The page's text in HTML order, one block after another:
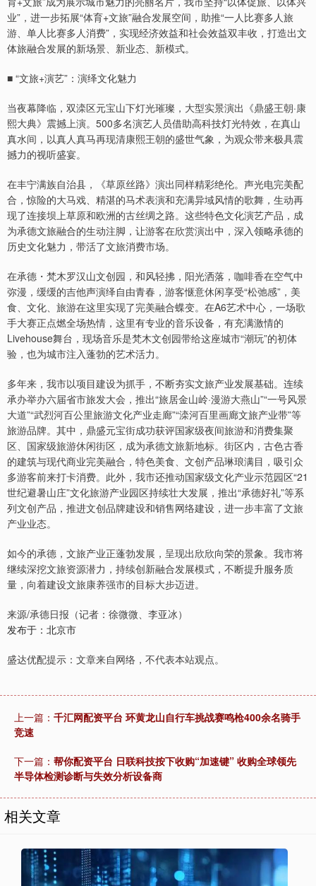
业”，进一步拓展“体育+文旅”融合发展空间，助推“一人比赛多人旅
游、单人比赛多人消费”，实现经济效益和社会效益双丰收，打造出文
体旅融合发展的新场景、新业态、新模式。
■ “文旅+演艺”：演绎文化魅力
当夜幕降临，双滦区元宝山下灯光璀璨，大型实景演出《鼎盛王朝·康
熙大典》震撼上演。500多名演艺人员借助高科技灯光特效，在真山
真水间，以真人真马再现清康熙王朝的盛世气象，为观众带来极具震
撼力的视听盛宴。
在丰宁满族自治县，《草原丝路》演出同样精彩绝伦。声光电完美配
合，惊险的大马戏、精湛的马术表演和充满异域风情的歌舞，生动再
现了连接坝上草原和欧洲的古丝绸之路。这些特色文化演艺产品，成
为承德文旅融合的生动注脚，让游客在欣赏演出中，深入领略承德的
历史文化魅力，带活了文旅消费市场。
在承德・梵木罗汉山文创园，和风轻拂，阳光洒落，咖啡香在空气中
弥漫，缓缓的吉他声演绎自由青春，游客惬意休闲享受“松弛感”，美
食、文化、旅游在这里实现了完美融合蝶变。在A6艺术中心，一场歌
手大赛正点燃全场热情，这里有专业的音乐设备，有充满激情的
Livehouse舞台，现场音乐是梵木文创园带给这座城市“潮玩”的初体
验，也为城市注入蓬勃的艺术活力。
多年来，我市以项目建设为抓手，不断夯实文旅产业发展基础。连续
承办举办六届省市旅发大会，推出“旅居金山岭·漫游大燕山”“一号风景
大道”“武烈河百公里旅游文化产业走廊”“滦河百里画廊文旅产业带”等
旅游品牌。其中，鼎盛元宝街成功获评国家级夜间旅游和消费集聚
区、国家级旅游休闲街区，成为承德文旅新地标。街区内，古色古香
的建筑与现代商业完美融合，特色美食、文创产品琳琅满目，吸引众
多游客前来打卡消费。此外，我市还推动国家级文化产业示范园区“21
世纪避暑山庄”文化旅游产业园区持续壮大发展，推出“承德好礼”等系
列文创产品，推进文创品牌建设和销售网络建设，进一步丰富了文旅
产业业态。
如今的承德，文旅产业正蓬勃发展，呈现出欣欣向荣的景象。我市将
继续深挖文旅资源潜力，持续创新融合发展模式，不断提升服务质
量，向着建设文旅康养强市的目标大步迈进。
来源/承德日报（记者：徐微微、李亚冰）
发布于：北京市
盛达优配提示：文章来自网络，不代表本站观点。
上一篇： 千汇网配资平台 环黄龙山自行车挑战赛鸣枪400余名骑手
竞速
下一篇： 帮你配资平台 日联科技按下收购“加速键” 收购全球领先
半导体检测诊断与失效分析设备商
相关文章